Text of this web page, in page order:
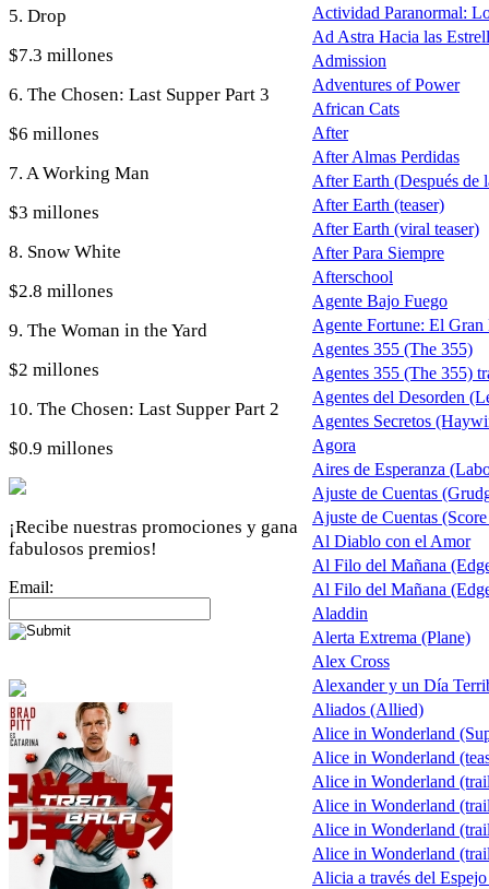
5. Drop
$7.3 millones
6. The Chosen: Last Supper Part 3
$6 millones
7. A Working Man
$3 millones
8. Snow White
$2.8 millones
9. The Woman in the Yard
$2 millones
10. The Chosen: Last Supper Part 2
$0.9 millones
¡Recibe nuestras promociones y gana
fabulosos premios!
Email:
Actividad Paranormal:
Ad Astra Hacia las
Admission
Adventures of Power
African Cats
After
After Almas Perdidas
After Earth (Después de
After Earth (teaser)
After Earth (viral teaser)
After Para Siempre
Afterschool
Agente Bajo Fuego
Agente Fortune: El Gran
Agentes 355 (The 355)
Agentes 355 (The 355)
Agentes del Desorden
Agentes Secretos
Agora
Aires de Esperanza
Ajuste de Cuentas
Ajuste de Cuentas
Al Diablo con el Amor
Al Filo del Mañana
Al Filo del Mañana
Aladdin
Alerta Extrema (Plane)
Alex Cross
Alexander y un Día
Aliados (Allied)
Alice in Wonderland
Alice in Wonderland
Alice in Wonderland
Alice in Wonderland
Alice in Wonderland
Alice in Wonderland
Alicia a través del